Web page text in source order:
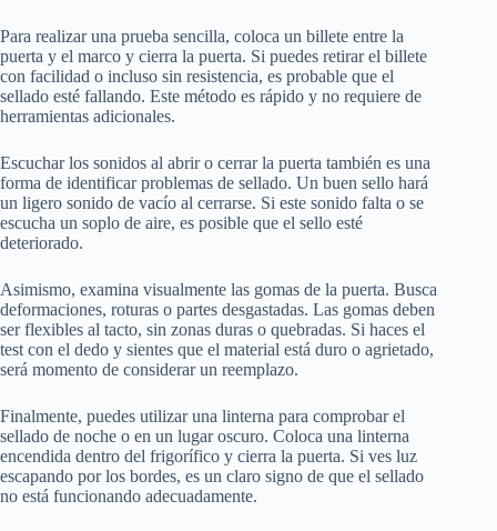
Para realizar una prueba sencilla, coloca un billete entre la
puerta y el marco y cierra la puerta. Si puedes retirar el billete
con facilidad o incluso sin resistencia, es probable que el
sellado esté fallando. Este método es rápido y no requiere de
herramientas adicionales.
Escuchar los sonidos al abrir o cerrar la puerta también es una
forma de identificar problemas de sellado. Un buen sello hará
un ligero sonido de vacío al cerrarse. Si este sonido falta o se
escucha un soplo de aire, es posible que el sello esté
deteriorado.
Asimismo, examina visualmente las gomas de la puerta. Busca
deformaciones, roturas o partes desgastadas. Las gomas deben
ser flexibles al tacto, sin zonas duras o quebradas. Si haces el
test con el dedo y sientes que el material está duro o agrietado,
será momento de considerar un reemplazo.
Finalmente, puedes utilizar una linterna para comprobar el
sellado de noche o en un lugar oscuro. Coloca una linterna
encendida dentro del frigorífico y cierra la puerta. Si ves luz
escapando por los bordes, es un claro signo de que el sellado
no está funcionando adecuadamente.